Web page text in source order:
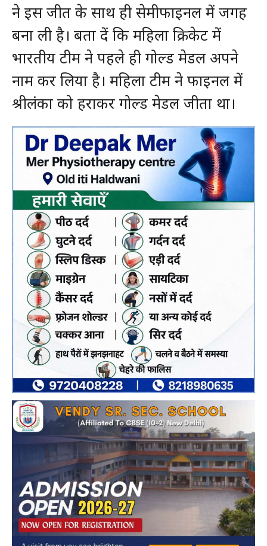
ने इस जीत के साथ ही सेमीफाइनल में जगह
बना ली है। बता दें कि महिला क्रिकेट में
भारतीय टीम ने पहले ही गोल्ड मेडल अपने
नाम कर लिया है। महिला टीम ने फाइनल में
श्रीलंका को हराकर गोल्ड मेडल जीता था।